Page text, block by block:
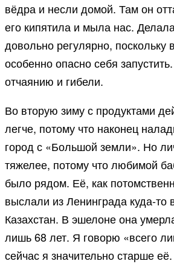
вёдра и несли домой. Там он
его кипятила и мыла нас.
довольно регулярно, поскольку
особенно опасно себя
отчаянию и гибели.
Во вторую зиму с продуктами
легче, потому что наконец
город с «Большой земли». Но
тяжелее, потому что любимой
было рядом. Её, как
выслали из Ленинграда куда-то
Казахстан. В эшелоне она
лишь 68 лет. Я говорю «всего
сейчас я значительно старше её.